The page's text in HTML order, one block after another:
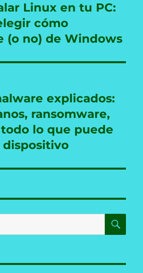
Linux en tu PC:
cómo
(o no) de Windows
explicados:
ransomware,
lo que puede